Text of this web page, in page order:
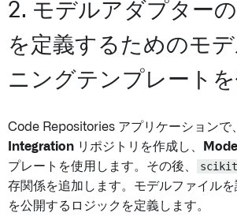
2. モデルアダプター
を定義するためのモ
ニングテンプレート
Code Repositories アプリケーションで
Integration リポジトリを作成し、
プレートを使用します。その後、
存関係を追加します。モデルファイル
を公開するロジックを定義します。